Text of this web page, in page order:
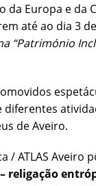
da Europa e da
até ao dia 3
“Património
diferentes
de Aveiro.
/ ATLAS Aveiro
religação